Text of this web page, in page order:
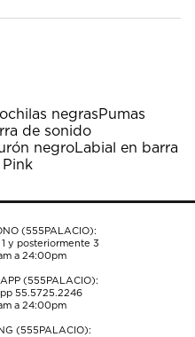
negrasPumas
de sonido
negroLabial en barra
Pink
(555PALACIO):
y posteriormente 3
a 24:00pm
(555PALACIO):
55.5725.2246
a 24:00pm
(555PALACIO):